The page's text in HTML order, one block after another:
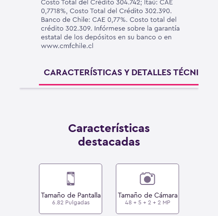
CARACTERÍSTICAS Y DETALLES TÉCNICOS
Características
destacadas
Tamaño de Pantalla
6.82 Pulgadas
Tamaño de Cámara
48 + 5 + 2 + 2 MP